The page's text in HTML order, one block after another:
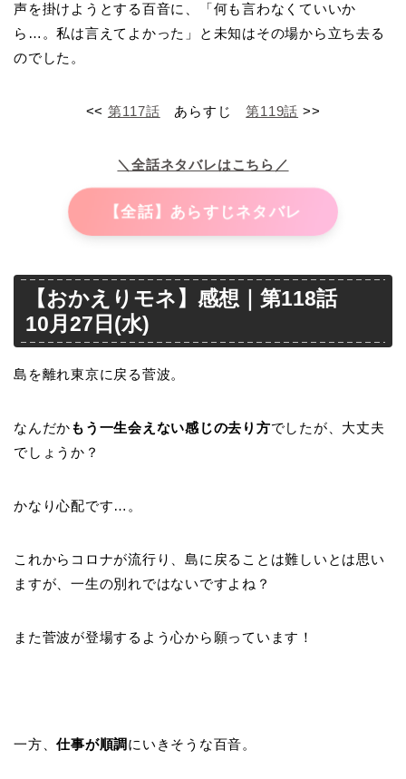
声を掛けようとする百音に、「何も言わなくていいか
ら…。私は言えてよかった」と未知はその場から立ち去る
のでした。
<< 第117話 あらすじ第119話 >>
＼全話ネタバレはこちら／
【全話】あらすじネタバレ
【おかえりモネ】感想｜第118話
10月27日(水)
島を離れ東京に戻る菅波。
なんだかもう一生会えない感じの去り方でしたが、大丈夫
でしょうか？
かなり心配です…。
これからコロナが流行り、島に戻ることは難しいとは思い
ますが、一生の別れではないですよね？
また菅波が登場するよう心から願っています！
一方、仕事が順調 にいきそうな百音。